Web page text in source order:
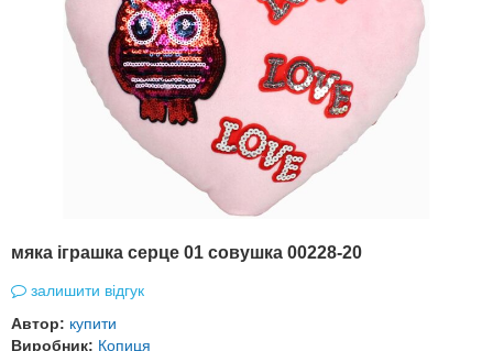
мяка іграшка серце 01 совушка 00228-20
залишити відгук
Автор: купити
Виробник: Копиця